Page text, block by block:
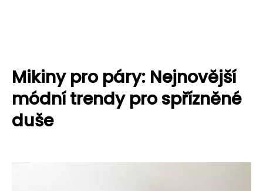
Mikiny pro páry: Nejnovější
módní trendy pro spřízněné
duše